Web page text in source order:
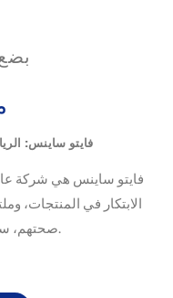
فايتو ساينس:
فايتو ساينس هي شركة
الابتكار في المنتجات،
صحتهم، سواء الجسدية أو المالية.